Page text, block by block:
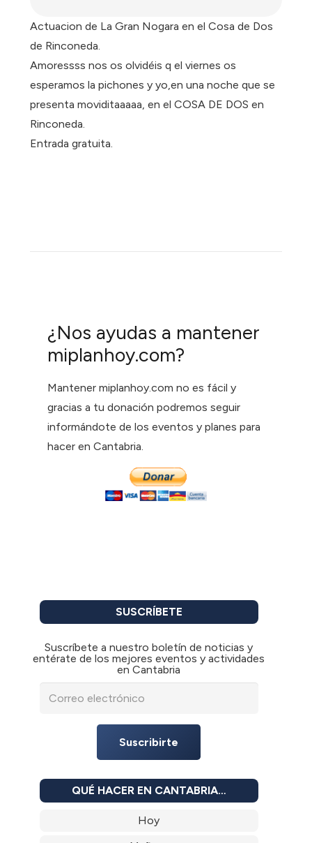
Actuacion de La Gran Nogara en el Cosa de Dos
de Rinconeda.
Amoressss nos os olvidéis q el viernes os
esperamos la pichones y yo,en una noche que se
presenta moviditaaaaa, en el COSA DE DOS en
Rinconeda.
Entrada gratuita.
¿Nos ayudas a mantener
miplanhoy.com?
Mantener miplanhoy.com no es fácil y
gracias a tu donación podremos seguir
informándote de los eventos y planes para
hacer en Cantabria.
SUSCRÍBETE
Suscríbete a nuestro boletín de noticias y
entérate de los mejores eventos y actividades
en Cantabria
Suscribirte
QUÉ HACER EN CANTABRIA…
Hoy